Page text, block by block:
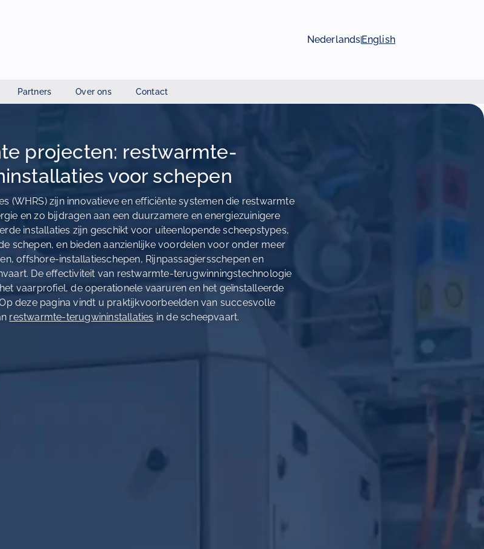
NederlandsEnglish
Partners Over ons Contact
projecten: restwarmte-
voor schepen
(WHRS) zijn innovatieve en efficiënte systemen die restwarmte
en zo bijdragen aan een duurzamere en energiezuinigere
installaties zijn geschikt voor uiteenlopende scheepstypes,
schepen, en bieden aanzienlijke voordelen voor onder meer
offshore-installatieschepen, Rijnpassagiersschepen en
De effectiviteit van restwarmte-terugwinningstechnologie
vaarprofiel, de operationele vaaruren en het geïnstalleerde
deze pagina vindt u praktijkvoorbeelden van succesvolle
restwarmte-terugwininstallaties in de scheepvaart.